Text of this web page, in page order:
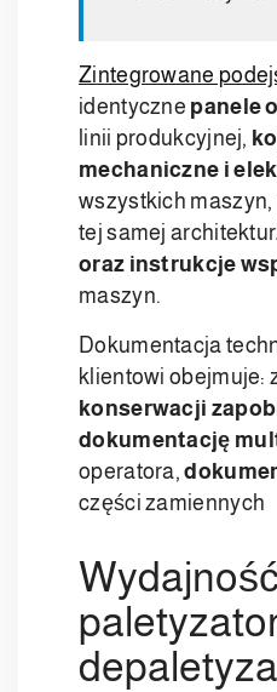
Zintegrowane
identyczne panele
linii produkcyjnej,
mechaniczne i
wszystkich maszyn,
tej samej
oraz instrukcje
maszyn.
Dokumentacja
klientowi obejmuje:
konserwacji
dokumentację
operatora,
części zamiennych
Wydajność